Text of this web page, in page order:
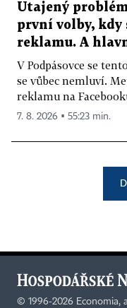
Utajený
první volby,
reklamu. A
V Podpásovce se
se vůbec nemluví.
reklamu na
7. 8. 2026 ▪ 55:23 min.
© 1996-2026 Economia,